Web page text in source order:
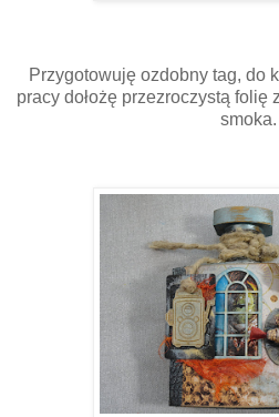
Przygotowuję ozdobny tag, do
pracy dołożę przezroczystą
smoka.